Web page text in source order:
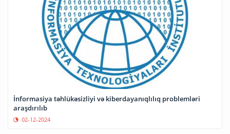
İnformasiya təhlükəsizliyi və kiberdayanıqlılıq problemləri
araşdırılıb
02-12-2024